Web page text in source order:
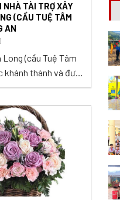
NHÀ TÀI TRỢ XÂY
(CẦU TUỆ TÂM
AN
Long (cầu Tuệ Tâm
khánh thành và đưa
vào ngày
bà con ấp 1 xã
Thạnh Hóa, tỉnh